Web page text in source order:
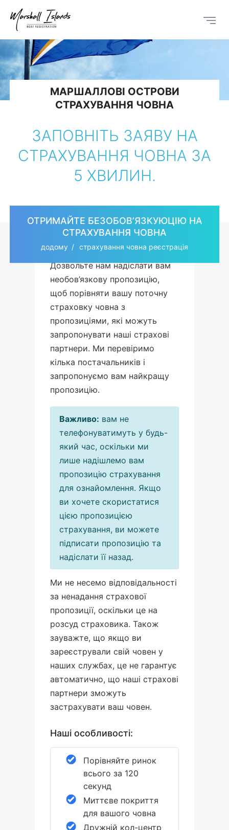
МАРШАЛЛОВІ ОСТРОВИ
СТРАХУВАННЯ ЧОВНА
ЗАПОВНІТЬ ЗАЯВУ НА
СТРАХУВАННЯ ЧОВНА ЗА
5 ХВИЛИН.
ОТРИМАЙТЕ БЕЗОБОВ’ЯЗКУЮЦІЮ НА
СТРАХУВАННЯ ЧОВНА
додому страхування човна реєстрація
Дозвольте нам надіслати вам
необов’язкову пропозицію,
щоб порівняти вашу поточну
страховку човна з
пропозиціями, які можуть
запропонувати наші страхові
партнери. Ми перевіримо
кілька постачальників і
запропонуємо вам найкращу
пропозицію.
Важливо: вам не
телефонуватимуть у будь-
який час, оскільки ми
лише надішлемо вам
пропозицію страхування
для ознайомлення. Якщо
ви хочете скористатися
цією пропозицією
страхування, ви можете
підписати пропозицію та
надіслати її назад.
Ми не несемо відповідальності
за ненадання страхової
пропозиції, оскільки це на
розсуд страховика. Також
зауважте, що якщо ви
зареєстрували свій човен у
наших службах, це не гарантує
автоматично, що наші страхові
партнери зможуть
застрахувати ваш човен.
Наші особливості:
Порівняйте ринок
всього за 120
секунд
Миттєве покриття
для вашого човна
Дружній кол-центр